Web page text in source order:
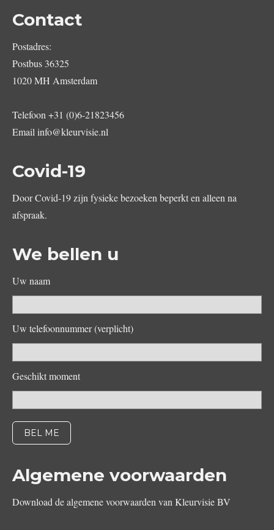
Contact
Postadres:
Postbus 36325
1020 MH Amsterdam
Telefoon +31 (0)6-21823456
Email info@kleurvisie.nl
Covid-19
Door Covid-19 zijn fysieke bezoeken beperkt en alleen na
afspraak.
We bellen u
Uw naam
Uw telefoonnummer (verplicht)
Geschikt moment
Algemene voorwaarden
Download de algemene voorwaarden van Kleurvisie BV